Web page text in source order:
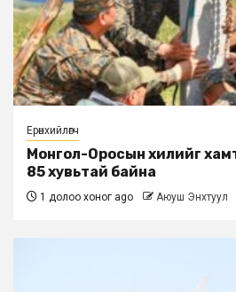
Ерөнхийлөгч
Монгол-Оросын хилийг
85 хувьтай байна
1 долоо хоног ago Аюуш Энхтуул